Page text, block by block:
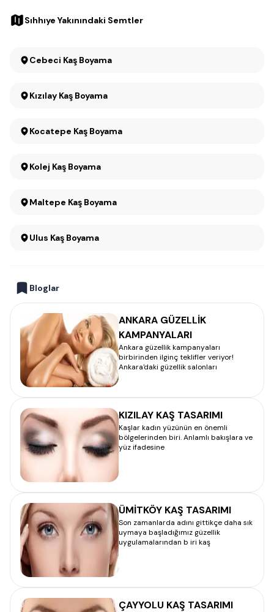
Sıhhıye Yakınındaki Semtler
Cebeci Kaş Boyama
Kızılay Kaş Boyama
Kocatepe Kaş Boyama
Kolej Kaş Boyama
Maltepe Kaş Boyama
Ulus Kaş Boyama
Bloglar
ANKARA GÜZELLİK
KAMPANYALARI
Ankara güzellik kampanyaları
birbirinden ilginç teklifler veriyor!
Ankara'daki güzellik salonları
KIZILAY KAŞ TASARIMI
Kaşlar kadın yüzünün en önemli
bölgelerinden biri. Anlamlı bakışlara ve
yüz ifadesine
ÜMİTKÖY KAŞ TASARIMI
Son zamanlarda adını gittikçe daha sık
uymaya başladığımız güzellik
uygulamalarından b iri kaş
ÇAYYOLU KAŞ TASARIMI